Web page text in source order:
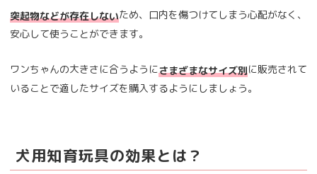
突起物などが存在しないため、口内を傷つけてしまう心配がなく、
安心して使うことができます。
ワンちゃんの大きさに合うようにさまざまなサイズ別に販売されて
いることで適したサイズを購入するようにしましょう。
犬用知育玩具の効果とは？